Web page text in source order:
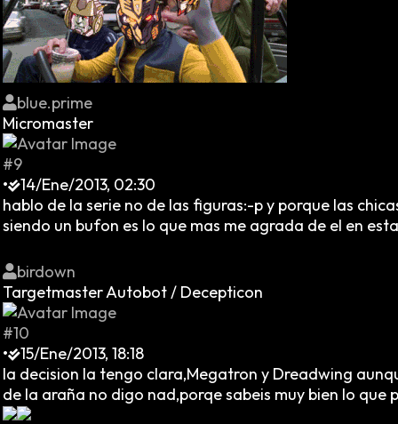
blue.prime
Micromaster
#9
•
14/Ene/2013, 02:30
hablo de la serie no de las figuras:-p y porque las
siendo un bufon es lo que mas me agrada de el en
birdown
Targetmaster Autobot / Decepticon
#10
•
15/Ene/2013, 18:18
la decision la tengo clara,Megatron y Dreadwing
de la araña no digo nad,porqe sabeis muy bien lo que